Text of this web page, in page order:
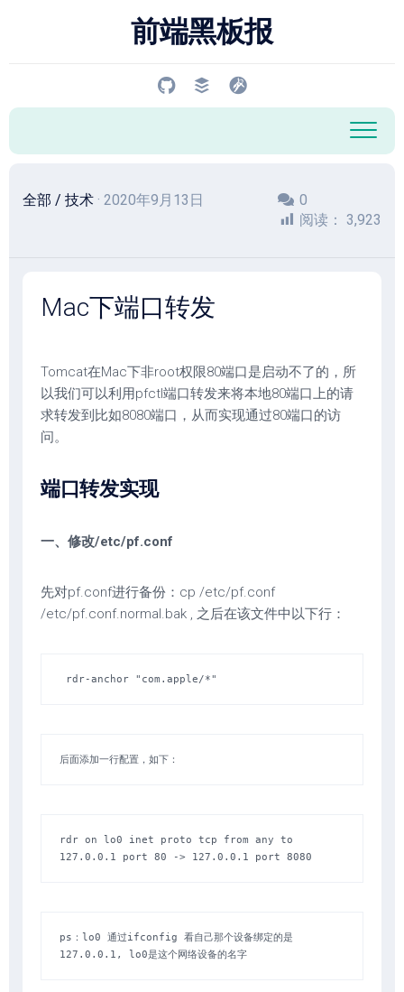
前端黑板报
全部 / 技术 · 2020年9月13日
0
阅读： 3,923
Mac下端口转发
Tomcat在Mac下非root权限80端口是启动不了的，所
以我们可以利用pfctl端口转发来将本地80端口上的请
求转发到比如8080端口，从而实现通过80端口的访
问。
端口转发实现
一、修改/etc/pf.conf
先对pf.conf进行备份：cp /etc/pf.conf
/etc/pf.conf.normal.bak , 之后在该文件中以下行：
rdr-anchor "com.apple/*"
后面添加一行配置，如下：
rdr on lo0 inet proto tcp from any to
127.0.0.1 port 80 -> 127.0.0.1 port 8080
ps：lo0 通过ifconfig 看自己那个设备绑定的是
127.0.0.1, lo0是这个网络设备的名字